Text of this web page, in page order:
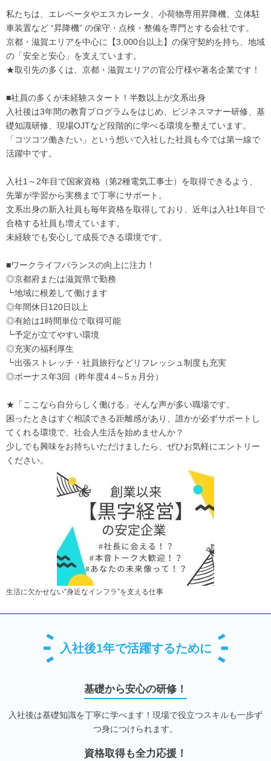
私たちは、エレベータやエスカレータ、小荷物専用昇降機、立体駐
車装置など “昇降機” の保守・点検・整備を専門とする会社です。
京都・滋賀エリアを中心に【3,000台以上】の保守契約を持ち、地域
の「安全と安心」を支えています。
★取引先の多くは、京都・滋賀エリアの官公庁様や著名企業です！
■社員の多くが未経験スタート！半数以上が文系出身
入社後は3年間の教育プログラムをはじめ、ビジネスマナー研修、基
礎知識研修、現場OJTなど段階的に学べる環境を整えています。
「コツコツ働きたい」という想いで入社した社員も今では第一線で
活躍中です。
入社1～2年目で国家資格（第2種電気工事士）を取得できるよう、
先輩が学習から実務まで丁寧にサポート。
文系出身の新入社員も毎年資格を取得しており、近年は入社1年目で
合格する社員も増えています。
未経験でも安心して成長できる環境です。
■ワークライフバランスの向上に注力！
◎京都府または滋賀県で勤務
┗地域に根差して働けます
◎年間休日120日以上
◎有給は1時間単位で取得可能
┗予定が立てやすい環境
◎充実の福利厚生
┗出張ストレッチ・社員旅行などリフレッシュ制度も充実
◎ボーナス年3回（昨年度4.4～5ヵ月分）
★「ここなら自分らしく働ける」そんな声が多い職場です。
困ったときはすぐ相談できる距離感があり、誰かが必ずサポートし
てくれる環境で、社会人生活を始めませんか？
少しでも興味をお持ちいただけましたら、ぜひお気軽にエントリー
ください。
生活に欠かせない”身近なインフラ”を支える仕事
入社後1年で活躍するために
基礎から安心の研修！
入社後は基礎知識を丁寧に学べます！現場で役立つスキルも一歩ず
つ身につけられます。
資格取得も全力応援！